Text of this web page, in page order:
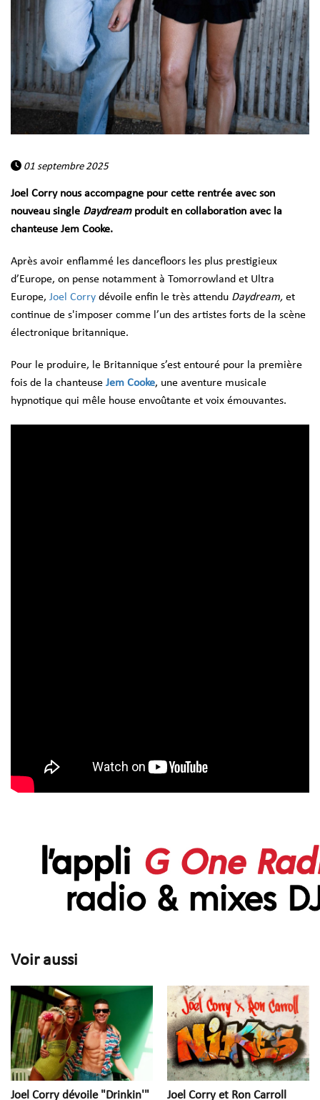
01 septembre 2025
Joel Corry nous accompagne pour cette rentrée avec son
nouveau single Daydream produit en collaboration avec la
chanteuse Jem Cooke.
Après avoir enflammé les dancefloors les plus prestigieux
d’Europe, on pense notamment à Tomorrowland et Ultra
Europe, Joel Corry dévoile enfin le très attendu Daydream, et
continue de s'imposer comme l’un des artistes forts de la scène
électronique britannique.
Pour le produire, le Britannique s’est entouré pour la première
fois de la chanteuse Jem Cooke, une aventure musicale
hypnotique qui mêle house envoûtante et voix émouvantes.
Voir aussi
Joel Corry dévoile "Drinkin'" Joel Corry et Ron Carroll